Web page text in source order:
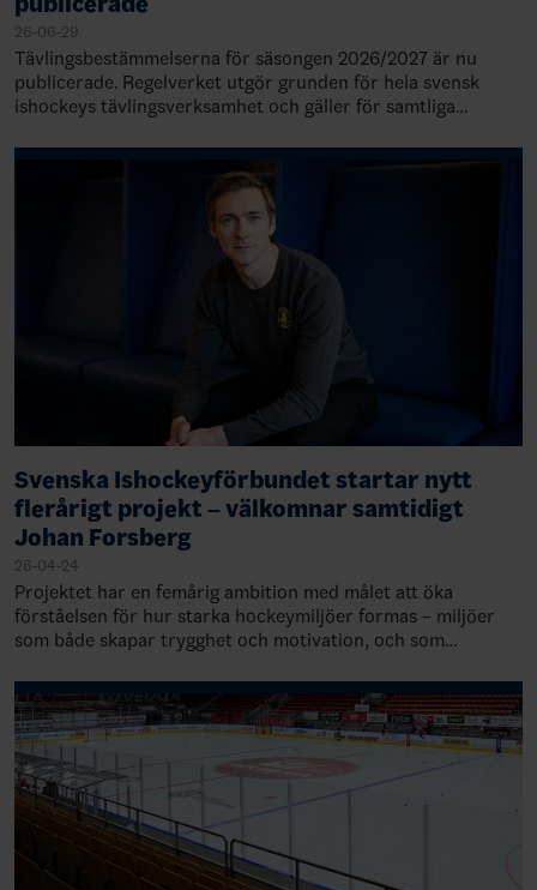
26-06-29
Tävlingsbestämmelserna för säsongen 2026/2027 är nu
publicerade. Regelverket utgör grunden för hela svensk
ishockeys tävlingsverksamhet och gäller för samtliga
Svenska Ishockeyförbundet startar nytt
flerårigt projekt – välkomnar samtidigt
Johan Forsberg
26-04-24
Projektet har en femårig ambition med målet att öka
förståelsen för hur starka hockeymiljöer formas – miljöer
som både skapar trygghet och motivation, och som